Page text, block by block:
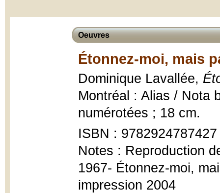
Oeuvres
Étonnez-moi, mais
Dominique Lavallée,
Montréal : Alias / Nota
numérotées ; 18 cm.
ISBN : 9782924787427
Notes : Reproduction
1967- Étonnez-moi,
impression 2004